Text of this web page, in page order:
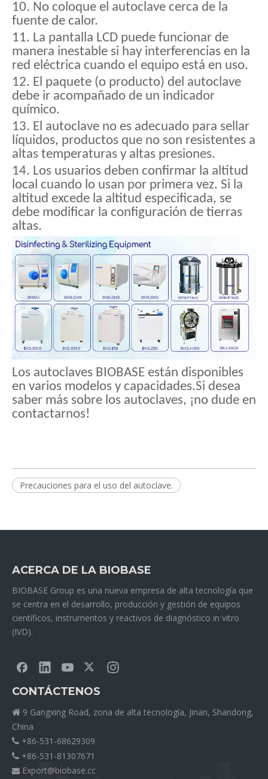
10. No coloque el autoclave cerca de la
fuente de calor.
11. La pantalla LCD puede funcionar de
manera inestable si hay interferencias en la
red eléctrica cuando el equipo está en uso.
12. El paquete (o producto) del autoclave
debe ir acompañado de un indicador
químico.
13. El autoclave no es adecuado para sellar
líquidos, productos que no son resistentes a
altas temperaturas y altas presiones.
14. Los usuarios deben confirmar la altitud
local cuando lo usan por primera vez. Si la
altitud excede la altitud especificada, se
debe modificar la configuración de tierras
altas.
Los autoclaves BIOBASE están disponibles
en varios modelos y capacidades.Si desea
saber más sobre los autoclaves, ¡no dude en
contactarnos!
Precauciones para el uso del autoclave.
ACERCA DE LA BIOBASE
BIOBASE Group es una nueva empresa de alta tecnología que
se centra en el desarrollo, producción y gestión de equipos
científicos, instrumentos y reactivos de diagnóstico in vitro
(IVD).
CONTÁCTENOS
 9 Gangxing Road, zona de alta tecnología, Jinan, Shandong,
China
 +86-531-68629309
 +86-531-81307671
 Export@biobase.cc